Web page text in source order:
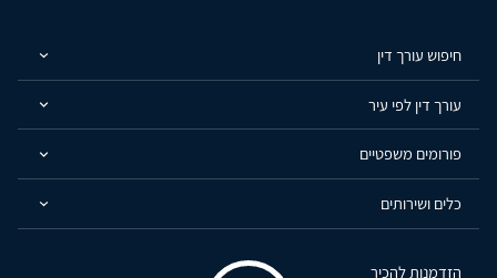
חיפוש עורך דין
עורך דין לפי עיר
פורומים משפטיים
כלים ושירותים
הזדמנות להכיר